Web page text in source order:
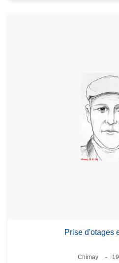
Prise d'otages
Standort
Chimay